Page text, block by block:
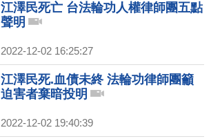
江澤民死亡 台法輪功人權律師團五點
聲明
2022-12-02 16:25:27
江澤民死.血債未終 法輪功律師團籲
迫害者棄暗投明
2022-12-02 19:40:39